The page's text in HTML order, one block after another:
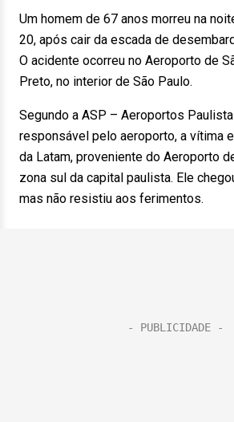
Um homem de 67 anos morreu na
20, após cair da escada de
O acidente ocorreu no Aeroporto de
Preto, no interior de São Paulo.
Segundo a ASP – Aeroportos
responsável pelo aeroporto, a vítima
da Latam, proveniente do Aeroporto
zona sul da capital paulista. Ele
mas não resistiu aos ferimentos.